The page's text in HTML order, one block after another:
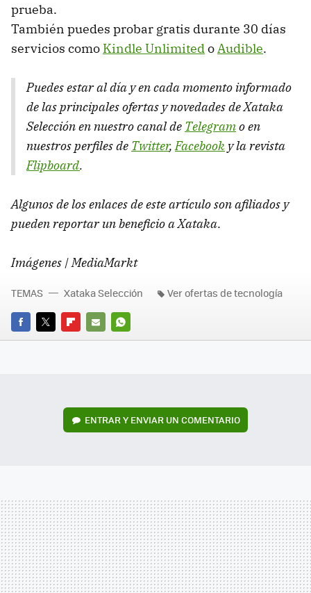
prueba.
También puedes probar gratis durante 30 días
servicios como Kindle UnlimitedoAudible.
Puedes estar al día y en cada momento informado
de las principales ofertas y novedades de Xataka
Selección en nuestro canal de Telegramo en
nuestros perfiles de Twitter,Facebook y la revista
Flipboard.
Algunos de los enlaces de este artículo son afiliados y
pueden reportar un beneficio a Xataka.
Imágenes | MediaMarkt
FACEBOOK
TWITTERFLIPBOARD
E-
WHATSAPP
TEMAS Xataka Selección Ver ofertas de tecnología
ENTRAR Y ENVIAR UN COMENTARIO